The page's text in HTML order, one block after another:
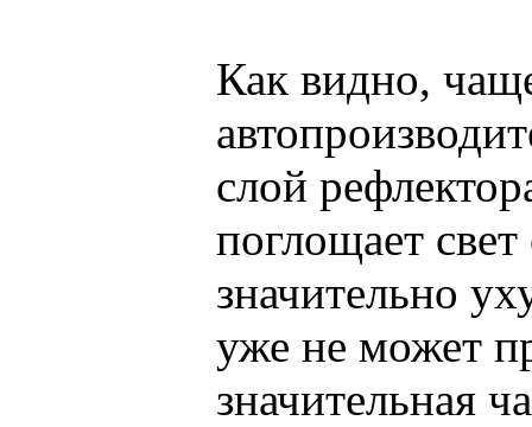
Как видно,
слой
поглощает
значительно
уже не может
значительная